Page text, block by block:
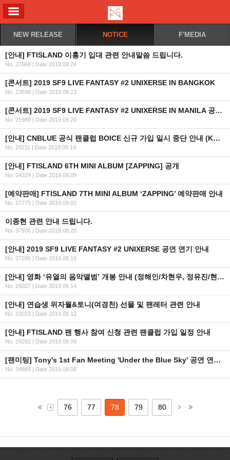
NEW RELEASE NOTICE F'MEDIA
[안내] FTISLAND 이홍기 입대 관련 안내말씀 드립니다.
No. 27666 | Date 2019.09.24
[콘서트] 2019 SF9 LIVE FANTASY #2 UNIXERSE IN BANGKOK
No. 23598 | Date 2019.09.23
[콘서트] 2019 SF9 LIVE FANTASY #2 UNIXERSE IN MANILA 공연 안내
No. 25989 | Date 2019.09.20
[안내] CNBLUE 공식 팬클럽 BOICE 신규 가입 일시 중단 안내 (KR/EN/CN/JP)
No. 24211 | Date 2019.09.19
[안내] FTISLAND 6TH MINI ALBUM [ZAPPING] 공개
No. 24329 | Date 2019.09.09
[예약판매] FTISLAND 7TH MINI ALBUM ‘ZAPPING’ 예약판매 안내
No. 27775 | Date 2019.09.02
이종현 관련 안내 드립니다.
No. 37936 | Date 2019.08.28
[안내] 2019 SF9 LIVE FANTASY #2 UNIXERSE 공연 연기 안내
No. 37295 | Date 2019.08.19
[안내] 영화 ‘유열의 음악앨범’ 개봉 안내 (정해인/차현우, 정유진/현주 역)
No. 28027 | Date 2019.08.14
[안내] 연습생 위자월&토니(여경천) 선물 및 팬레터 관련 안내
No. 33023 | Date 2019.08.12
[안내] FTISLAND 팬 행사 참여 신청 관련 팬클럽 가입 일정 안내
No. 29282 | Date 2019.08.09
[팬미팅] Tony's 1st Fan Meeting 'Under the Blue Sky' 공연 연기 안내
No. 34889 | Date 2019.08.08
76 77 78 79 80